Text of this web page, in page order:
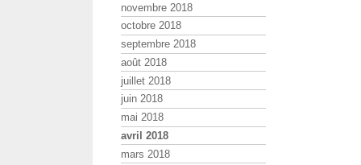
novembre 2018
octobre 2018
septembre 2018
août 2018
juillet 2018
juin 2018
mai 2018
avril 2018
mars 2018